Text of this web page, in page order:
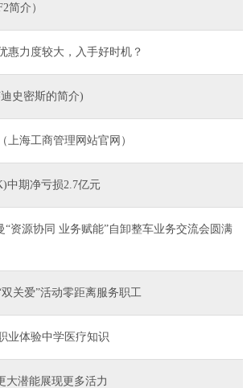
简介）
惠力度较大，入手好时机？
史密斯的简介)
上海工商管理网站官网）
中期净亏损2.7亿元
资源协同 业务赋能”自卸整车业务交流会圆满
关爱”活动零距离服务职工
业体验中学医疗知识
大潜能展现更多活力